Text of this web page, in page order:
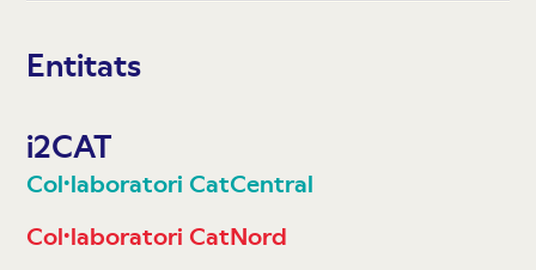
Entitats
i2CAT
Col·laboratori CatCentral
Col·laboratori CatNord